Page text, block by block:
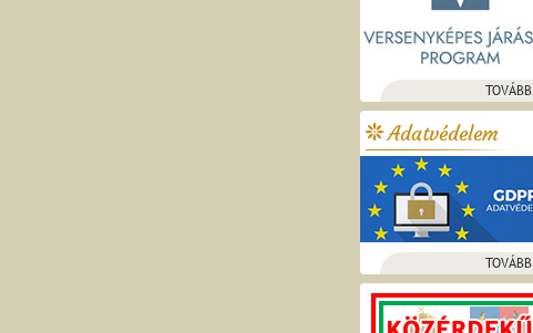
TOVÁBB
Adatvédelem
TOVÁBB